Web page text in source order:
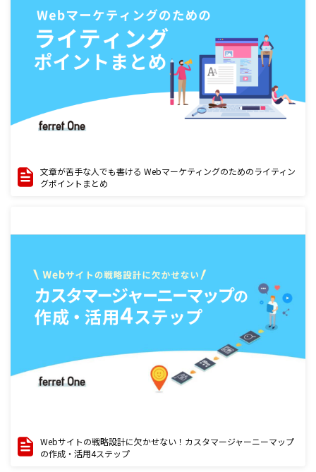
文章が苦手な人でも書ける Webマーケティングのためのライティン
グポイントまとめ
Webサイトの戦略設計に欠かせない！カスタマージャーニーマップ
の作成・活用4ステップ